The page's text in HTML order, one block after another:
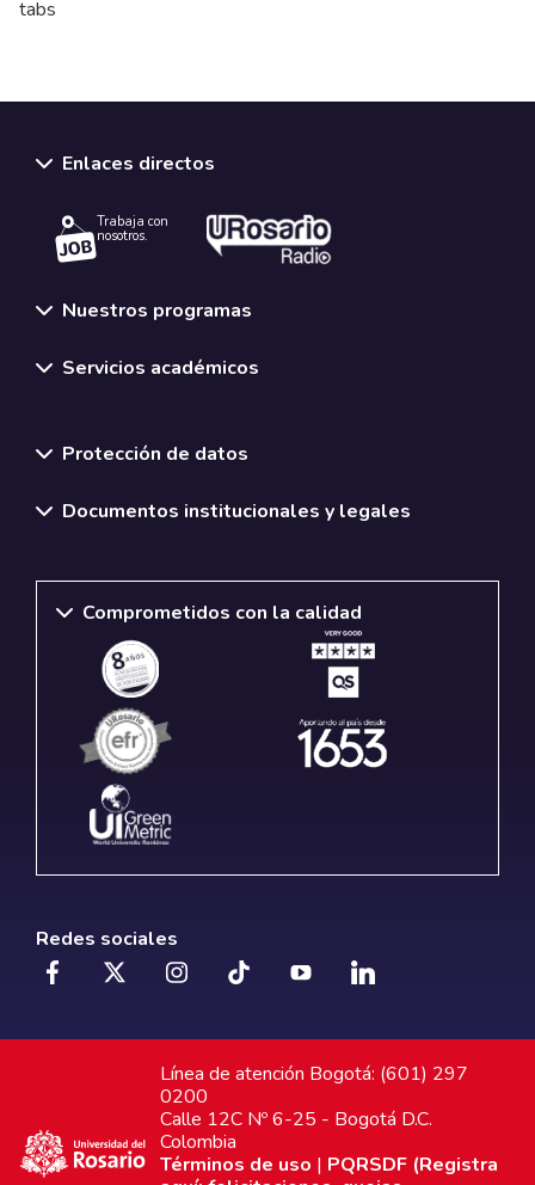
tabs
Enlaces directos
Trabaja con
nosotros.
Nuestros programas
Servicios académicos
Protección de datos
Documentos institucionales y legales
Comprometidos con la calidad
Redes sociales
Línea de atención Bogotá: (601) 297
0200
Calle 12C Nº 6-25 - Bogotá D.C.
Colombia
Términos de uso | PQRSDF (Registra